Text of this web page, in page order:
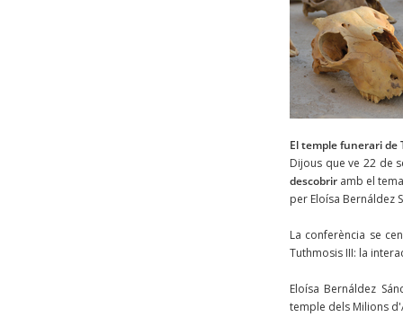
El temple funerari
Dijous que ve 22 de
descobrir amb el
per Eloísa Bernáldez
La conferència se
Tuthmosis III: la
Eloísa Bernáldez
temple dels Milions